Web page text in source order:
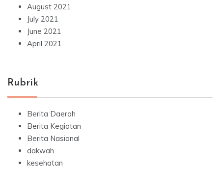
August 2021
July 2021
June 2021
April 2021
Rubrik
Berita Daerah
Berita Kegiatan
Berita Nasional
dakwah
kesehatan